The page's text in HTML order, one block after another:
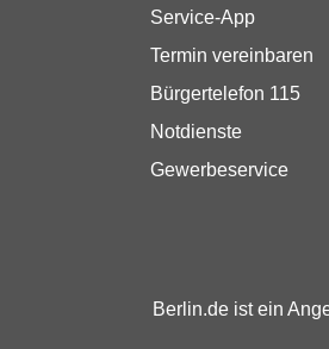
Service-App
Termin vereinbaren
Bürgertelefon 115
Notdienste
Gewerbeservice
Berlin.de ist ein